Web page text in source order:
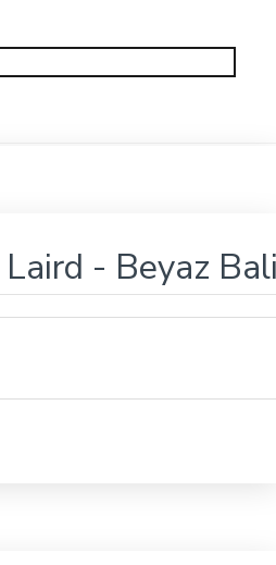
- Beyaz